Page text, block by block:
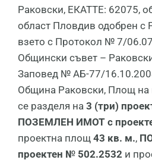
Раковски, ЕКАТТЕ: 62075,
област Пловдив одобрен
взето с Протокол № 7/
Общински съвет –
Заповед № АБ-77/
Община Раковски, Площ на
се разделя на 3 (три)
ПОЗЕМЛЕН ИМОТ с
проектна площ 43 кв. м.,
проектен № 502.2532 и